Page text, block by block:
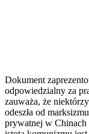
Dokument
odpowiedzialny za
zauważa, że
odeszła od
prywatnej w Chinach